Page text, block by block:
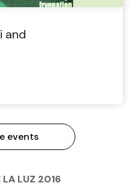
and
events
LA LUZ 2016